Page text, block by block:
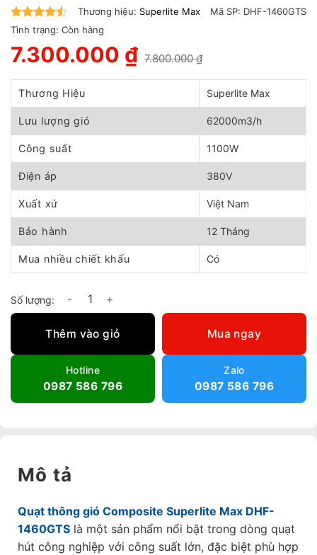
4.5trên 5
Thương hiệu: Superlite Max Mã SP: DHF-1460GTS
Tình trạng: Còn hàng
7.800.000₫
gốc
là:
7.800.000 ₫.
7.300.000 ₫
hiện
tại
7.300.000 ₫.
Thương Hiệu Superlite Max
Lưu lượng gió 62000m3/h
Công suất 1100W
Điện áp 380V
Xuất xứ Việt Nam
Bảo hành 12 Tháng
Mua nhiều chiết khấu Có
Quạt thông gió Composite Superlite Max DHF-1460GTS số
Thêm vào giỏ Mua ngay
Hotline
0987 586 796
Zalo
0987 586 796
Mô tả
Quạt thông gió Composite Superlite Max DHF-
1460GTS là một sản phẩm nổi bật trong dòng quạt
hút công nghiệp với công suất lớn, đặc biệt phù hợp